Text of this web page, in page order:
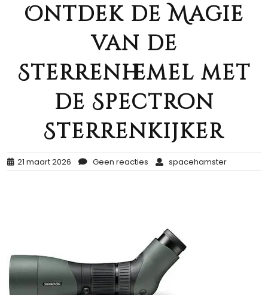
Ontdek de Magie
van de
Sterrenhemel met
de Spectron
Sterrenkijker
21 maart 2026 Geen reacties spacehamster